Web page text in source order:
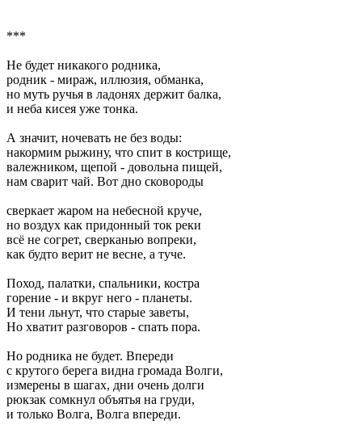
***
Не будет никакого родника,
родник - мираж, иллюзия, обманка,
но муть ручья в ладонях держит балка,
и неба кисея уже тонка.
А значит, ночевать не без воды:
накормим рыжину, что спит в кострище,
валежником, щепой - довольна пищей,
нам сварит чай. Вот дно сковороды
сверкает жаром на небесной круче,
но воздух как придонный ток реки
всё не согрет, сверканью вопреки,
как будто верит не весне, а туче.
Поход, палатки, спальники, костра
горение - и вкруг него - планеты.
И тени льнут, что старые заветы,
Но хватит разговоров - спать пора.
Но родника не будет. Впереди
с крутого берега видна громада Волги,
измерены в шагах, дни очень долги
рюкзак сомкнул объятья на груди,
и только Волга, Волга впереди.